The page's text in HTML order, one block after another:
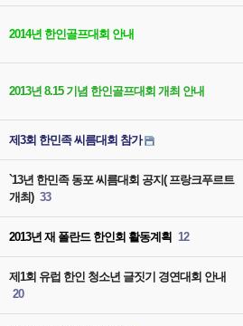
2014년 한인골프대회 안내
2013년 8.15 기념 한인골프대회 개최 안내
제3회 한민족 씨름대회 참가
`13년 한민족 동포 씨름대회 공지( 프랑크푸르트
개최) 33
2013년 재 폴란드 한인회 활동계획 12
제1회 유럽 한인 청소년 글짓기 경연대회 안내
20